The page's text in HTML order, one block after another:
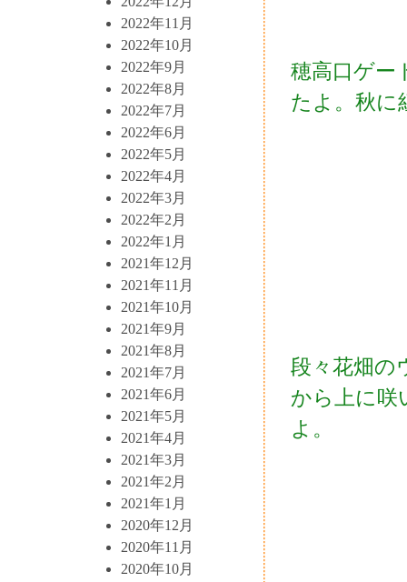
2022年11月
2022年10月
2022年9月
2022年8月
2022年7月
2022年6月
2022年5月
2022年4月
2022年3月
2022年2月
2022年1月
2021年12月
2021年11月
2021年10月
2021年9月
2021年8月
2021年7月
2021年6月
2021年5月
2021年4月
2021年3月
2021年2月
2021年1月
2020年12月
2020年11月
2020年10月
穂高口ゲー
たよ。秋に
段々花畑の
から上に咲
よ。